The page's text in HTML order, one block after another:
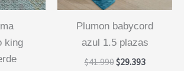
king
plumon babycord
azul 1.5 plazas
$41.990El
$29.393El